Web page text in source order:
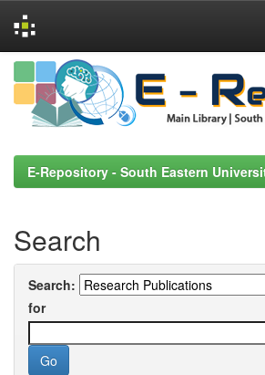
Skip
navigation
E-Repository - South Eastern
Search
Search:
for